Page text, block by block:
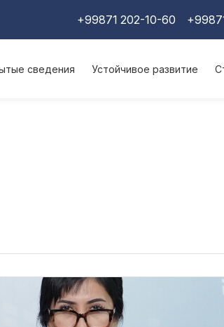
+99871 202-10-60
сведения Устойчивое развитие